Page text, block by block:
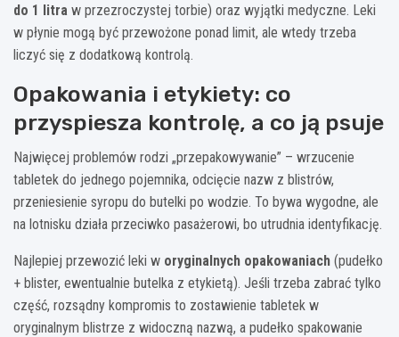
do 1 litra w przezroczystej torbie) oraz wyjątki medyczne. Leki
w płynie mogą być przewożone ponad limit, ale wtedy trzeba
liczyć się z dodatkową kontrolą.
Opakowania i etykiety: co
przyspiesza kontrolę, a co ją psuje
Najwięcej problemów rodzi „przepakowywanie” – wrzucenie
tabletek do jednego pojemnika, odcięcie nazw z blistrów,
przeniesienie syropu do butelki po wodzie. To bywa wygodne, ale
na lotnisku działa przeciwko pasażerowi, bo utrudnia identyfikację.
Najlepiej przewozić leki w oryginalnych opakowaniach (pudełko
+ blister, ewentualnie butelka z etykietą). Jeśli trzeba zabrać tylko
część, rozsądny kompromis to zostawienie tabletek w
oryginalnym blistrze z widoczną nazwą, a pudełko spakowanie